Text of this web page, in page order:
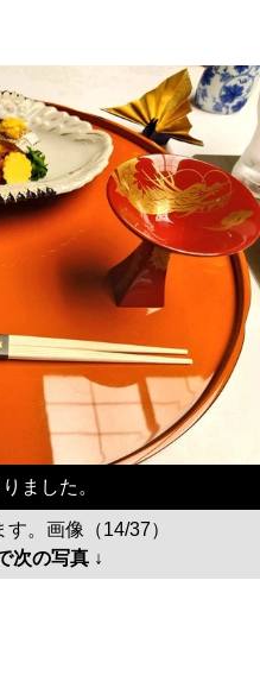
ました。
。画像（14/37）
次の写真 ↓